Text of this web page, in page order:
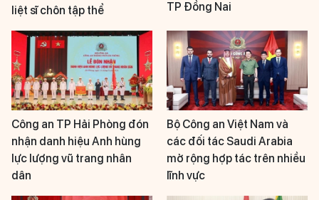
liệt sĩ chôn tập thể
TP Đồng Nai
Công an TP Hải Phòng đón
nhận danh hiệu Anh hùng
lực lượng vũ trang nhân
dân
Bộ Công an Việt Nam và
các đối tác Saudi Arabia
mở rộng hợp tác trên nhiều
lĩnh vực